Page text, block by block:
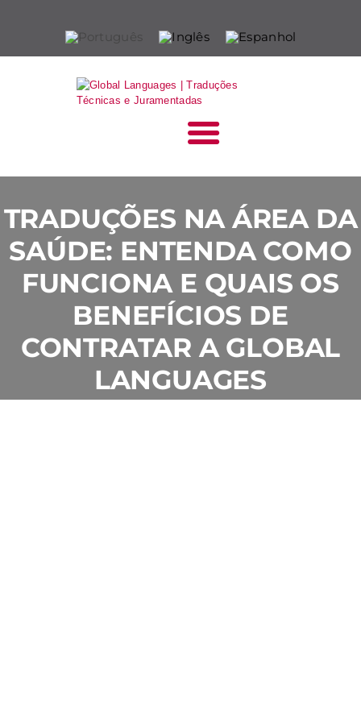
TRADUÇÕES NA ÁREA DA
SAÚDE: ENTENDA COMO
FUNCIONA E QUAIS OS
BENEFÍCIOS DE
CONTRATAR A GLOBAL
LANGUAGES
QUEM SOMOS
O QUE FAZEMOS
FALE CONOSCO
ORÇAMENTO RÁPIDO